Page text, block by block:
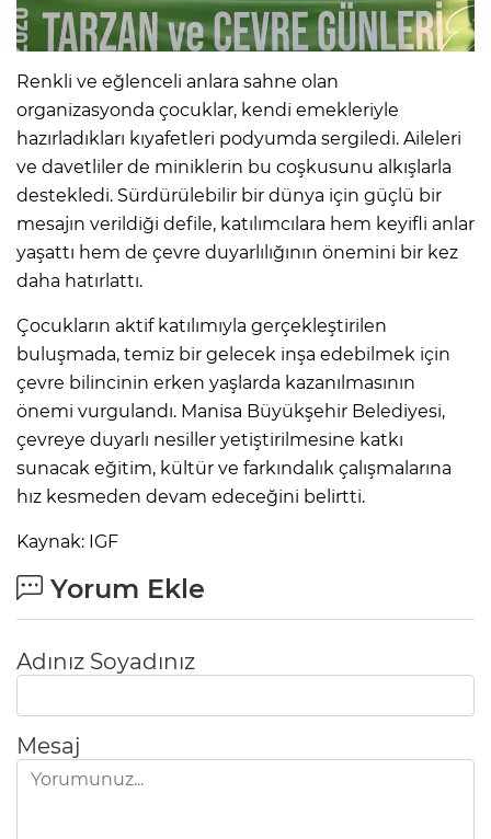
Renkli ve eğlenceli anlara sahne olan
organizasyonda çocuklar, kendi emekleriyle
hazırladıkları kıyafetleri podyumda sergiledi. Aileleri
ve davetliler de miniklerin bu coşkusunu alkışlarla
destekledi. Sürdürülebilir bir dünya için güçlü bir
mesajın verildiği defile, katılımcılara hem keyifli anlar
yaşattı hem de çevre duyarlılığının önemini bir kez
daha hatırlattı.
Çocukların aktif katılımıyla gerçekleştirilen
buluşmada, temiz bir gelecek inşa edebilmek için
çevre bilincinin erken yaşlarda kazanılmasının
önemi vurgulandı. Manisa Büyükşehir Belediyesi,
çevreye duyarlı nesiller yetiştirilmesine katkı
sunacak eğitim, kültür ve farkındalık çalışmalarına
hız kesmeden devam edeceğini belirtti.
Kaynak: IGF
Yorum Ekle
Adınız Soyadınız
Mesaj